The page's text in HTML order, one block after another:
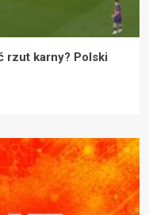
rzut karny? Polski